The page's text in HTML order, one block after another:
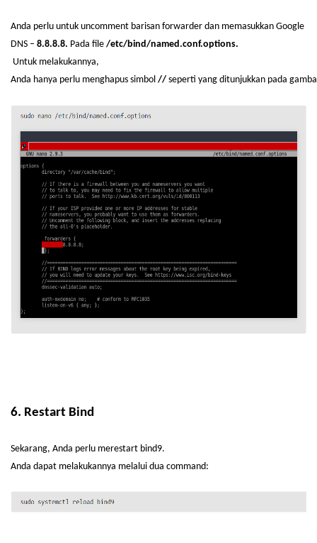
Anda perlu untuk uncomment barisan forwarder dan memasukkan Google
DNS – 8.8.8.8. Pada file /etc/bind/named.conf.options.
Untuk melakukannya,
Anda hanya perlu menghapus simbol // seperti yang ditunjukkan pada
6. Restart Bind
Sekarang, Anda perlu merestart bind9.
Anda dapat melakukannya melalui dua command: